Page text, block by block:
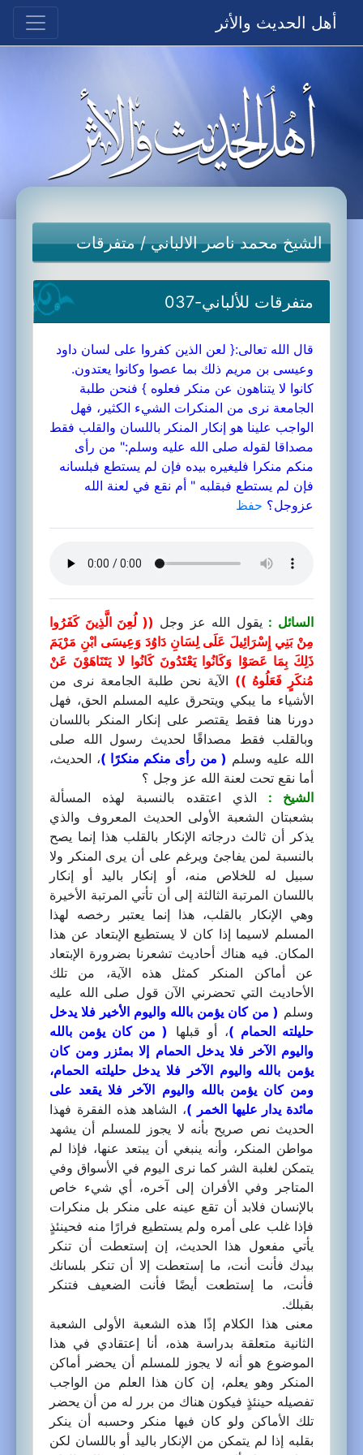
أهل الحديث والأثر
الشيخ محمد ناصر الالباني/متفرقات
متفرقات للألباني-037
قال الله تعالى:{ لعن الذين كفروا على لسان داود
وعيسى بن مريم ذلك بما عصوا وكانوا يعتدون.
كانوا لا يتناهون عن منكر فعلوه } فنحن طلبة
الجامعة نرى من المنكرات الشيء الكثير، فهل
الواجب علينا هو إنكار المنكر باللسان والقلب فقط
مصداقا لقوله صلى الله عليه وسلم:" من رأى
منكم منكرا فليغيره بيده فإن لم يستطع فبلسانه
فإن لم يستطع فبقلبه " أم نقع في لعنة الله
عزوجل؟ حفظ
السائل : يقول الله عز وجل (( لُعِنَ الَّذِينَ كَفَرُوا
مِنْ بَنِي إِسْرَائِيلَ عَلَى لِسَانِ دَاوُدَ وَعِيسَى ابْنِ مَرْيَمَ
ذَلِكَ بِمَا عَصَوْا وَكَانُوا يَعْتَدُونَ كَانُوا لا يَتَنَاهَوْنَ عَنْ
مُنكَرٍ فَعَلُوهُ )) الآية نحن طلبة الجامعة نرى من
الأشياء ما يبكي ويتحرق عليه المسلم الحق، فهل
دورنا هنا فقط يقتصر على إنكار المنكر باللسان
وبالقلب فقط مصداقًا لحديث رسول الله صلى
الله عليه وسلم ( من رأى منكم منكرًا )، الحديث،
أما نقع تحت لعنة الله عز وجل ؟
الشيخ : الذي اعتقده بالنسبة لهذه المسألة
بشعبتان الشعبة الأولى الحديث المعروف والذي
يذكر أن ثالث درجاته الإنكار بالقلب هذا إنما يصح
بالنسبة لمن يفاجئ ويرغم على أن يرى المنكر ولا
سبيل له للخلاص منه، أو إنكار باليد أو إنكار
باللسان المرتبة الثالثة إلى أن تأتي المرتبة الأخيرة
وهي الإنكار بالقلب، هذا إنما يعتبر رخصه لهذا
المسلم لاسيما إذا كان لا يستطيع الإبتعاد عن هذا
المكان. فيه هناك أحاديث تشعرنا بضرورة الإبتعاد
عن أماكن المنكر كمثل هذه الآية، من تلك
الأحاديث التي تحضرني الآن قول صلى الله عليه
وسلم ( من كان يؤمن بالله واليوم الأخير فلا يدخل
حليلته الحمام )، أو قبلها
( من كان يؤمن بالله
واليوم الآخر فلا يدخل الحمام إلا بمئزر ومن كان
يؤمن بالله واليوم الآخر فلا يدخل حليلته الحمام،
ومن كان يؤمن بالله واليوم الآخر فلا يقعد على
مائدة يدار عليها الخمر )، الشاهد هذه الفقرة فهذا
الحديث نص صريح بأنه لا يجوز للمسلم أن يشهد
مواطن المنكر، وأنه ينبغي أن يبتعد عنها، فإذا لم
يتمكن لغلبة الشر كما نرى اليوم في الأسواق وفي
المتاجر وفي الأفران إلى آخره، أي شيء خاص
بالإنسان فلابد أن تقع عينه على منكر بل منكرات
فإذا غلب على أمره ولم يستطيع فرارًا منه فحينئذٍ
يأتي مفعول هذا الحديث، إن إستعطت أن تنكر
بيدك فأنت أنت، ما إستعطت إلا أن تنكر بلسانك
فأنت، ما إستطعت أيضًا فأنت الضعيف فتنكر
بقبلك.
معنى هذا الكلام إذًا هذه الشعبة الأولى الشعبة
الثانية متعلقة بدراسة هذه، أنا إعتقادي في هذا
الموضوع هو أنه لا يجوز للمسلم أن يحضر أماكن
المنكر وهو يعلم، إن كان هذا العلم من الواجب
تفصيله حينئذٍ فيكون هناك من برر له من أن يحضر
تلك الأماكن ولو كان فيها منكر وحسبه أن ينكر
بقلبه إذا لم يتمكن من الإنكار باليد أو باللسان لكن